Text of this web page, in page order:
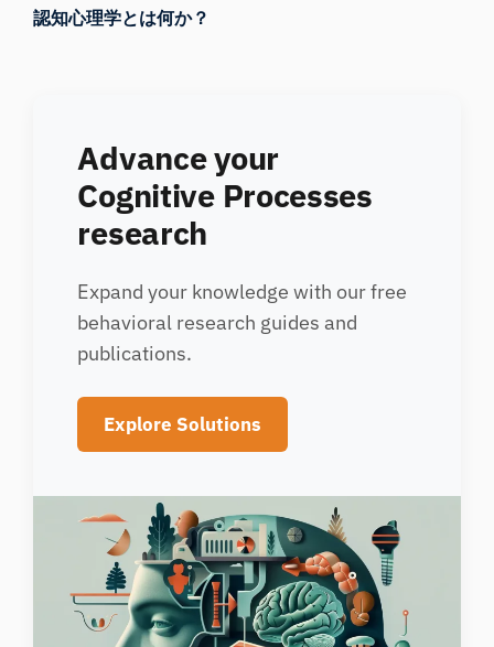
認知心理学とは何か？
Advance your
Cognitive Processes
research
Expand your knowledge with our free
behavioral research guides and
publications.
Explore Solutions